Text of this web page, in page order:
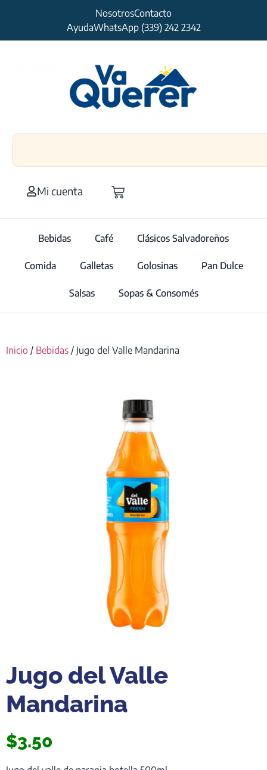
NosotrosContacto
AyudaWhatsApp (339) 242 2342
Mi cuenta
Bebidas Café Clásicos Salvadoreños
Comida Galletas Golosinas Pan Dulce
Salsas Sopas & Consomés
Inicio / Bebidas / Jugo del Valle Mandarina
Jugo del Valle
Mandarina
$3.50